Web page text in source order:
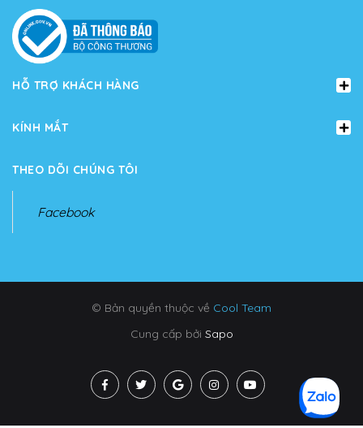
HỖ TRỢ KHÁCH HÀNG
KÍNH MẮT
THEO DÕI CHÚNG TÔI
Facebook
© Bản quyền thuộc về Cool Team
Cung cấp bởi Sapo